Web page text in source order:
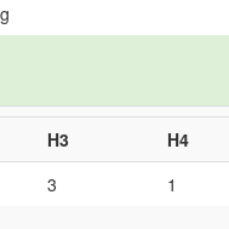
H3 H4
3 1